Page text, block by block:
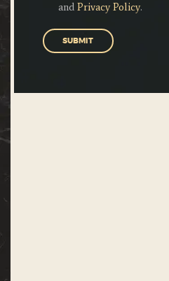
andPrivacy Policy.